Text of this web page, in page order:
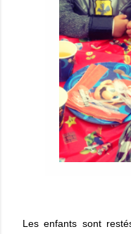
Les enfants sont